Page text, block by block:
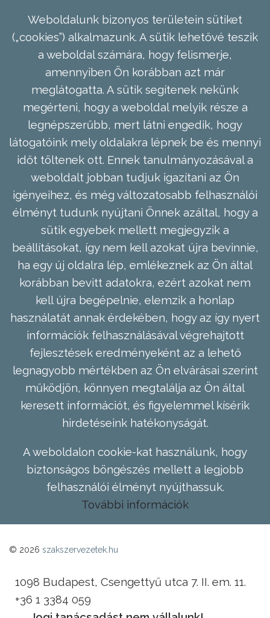
Weboldalunk bizonyos területein sütiket
(„cookies”) alkalmazunk. A sütik lehetővé teszik
a weboldal számára, hogy felismerje,
amennyiben Ön korábban azt már
meglátogatta. A sütik segítenek nekünk
megérteni, hogy a weboldal melyik része a
legnépszerűbb, mert látni engedik, hogy
látogatóink mely oldalakra lépnek be és mennyi
időt töltenek ott. Ennek tanulmányozásával a
weboldalt jobban tudjuk igazítani az Ön
igényeihez, és még változatosabb felhasználói
élményt tudunk nyújtani Önnek azáltal, hogy a
sütik egyebek mellett megjegyzik a
beállításokat, így nem kell azokat újra bevinnie,
ha egy új oldalra lép, emlékeznek az Ön által
korábban bevitt adatokra, ezért azokat nem
kell újra begépelnie, elemzik a honlap
használatát annak érdekében, hogy az így nyert
információk felhasználásával végrehajtott
fejlesztések eredményeként az a lehető
legnagyobb mértékben az Ön elvárásai szerint
működjön, könnyen megtalálja az Ön által
keresett információt, és figyelemmel kísérik
hirdetéseink hatékonyságát.
A weboldalon cookie-kat használunk, hogy
biztonságos böngészés mellett a legjobb
felhasználói élményt nyújthassuk.
További információk
© 2026 szakszervezetek.hu
1098 Budapest, Csengettyű utca 7. II. em. 11.
+36 1 3384 059